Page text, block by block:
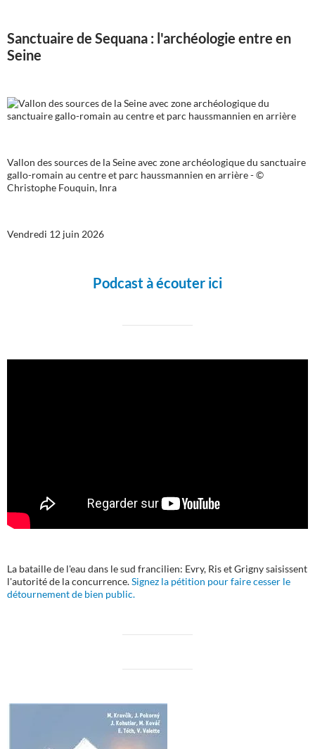
Sanctuaire de Sequana : l'archéologie entre en
Seine
Vallon des sources de la Seine avec zone archéologique du sanctuaire
gallo-romain au centre et parc haussmannien en arrière - ©
Christophe Fouquin, Inra
Vendredi 12 juin 2026
Podcast à écouter ici
La bataille de l'eau dans le sud francilien: Evry, Ris et Grigny saisissent
l'autorité de la concurrence.Signez la pétition pour faire cesser le
détournement de bien public.